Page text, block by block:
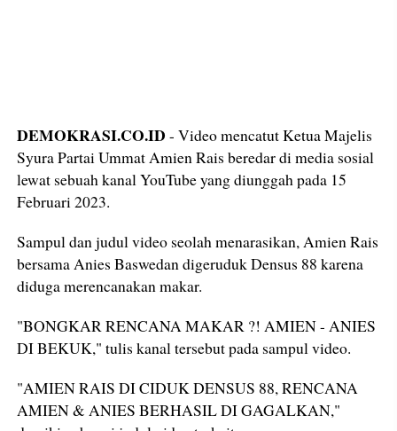
DEMOKRASI.CO.ID - Video mencatut Ketua Majelis
Syura Partai Ummat Amien Rais beredar di media sosial
lewat sebuah kanal YouTube yang diunggah pada 15
Februari 2023.
Sampul dan judul video seolah menarasikan, Amien Rais
bersama Anies Baswedan digeruduk Densus 88 karena
diduga merencanakan makar.
"BONGKAR RENCANA MAKAR ?! AMIEN - ANIES
DI BEKUK," tulis kanal tersebut pada sampul video.
"AMIEN RAIS DI CIDUK DENSUS 88, RENCANA
AMIEN & ANIES BERHASIL DI GAGALKAN,"